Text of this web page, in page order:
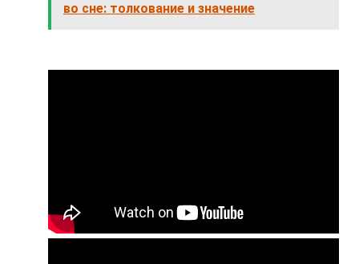
во сне: толкование и значение